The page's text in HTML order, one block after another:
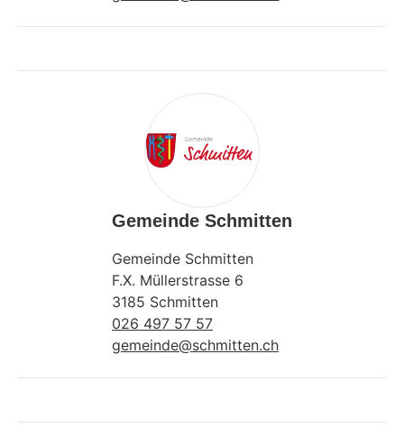
Gemeinde Schmitten
Gemeinde Schmitten
F.X. Müllerstrasse 6
3185 Schmitten
026 497 57 57
gemeinde@schmitten.ch